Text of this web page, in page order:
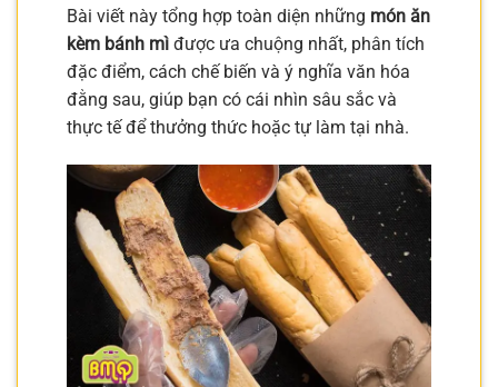
Bài viết này tổng hợp toàn diện những món ăn
kèm bánh mì được ưa chuộng nhất, phân tích
đặc điểm, cách chế biến và ý nghĩa văn hóa
đằng sau, giúp bạn có cái nhìn sâu sắc và
thực tế để thưởng thức hoặc tự làm tại nhà.